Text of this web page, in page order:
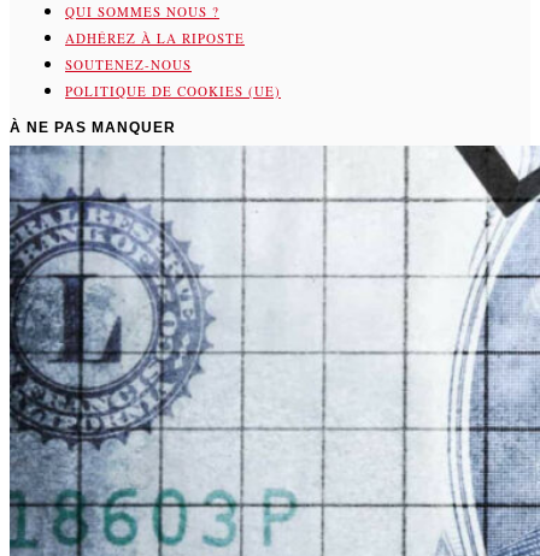
QUI SOMMES NOUS ?
ADHÉREZ À LA RIPOSTE
SOUTENEZ-NOUS
POLITIQUE DE COOKIES (UE)
À NE PAS MANQUER